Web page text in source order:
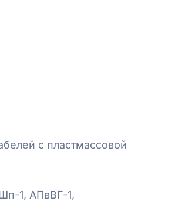
с пластмассовой
1, АПвВГ-1,